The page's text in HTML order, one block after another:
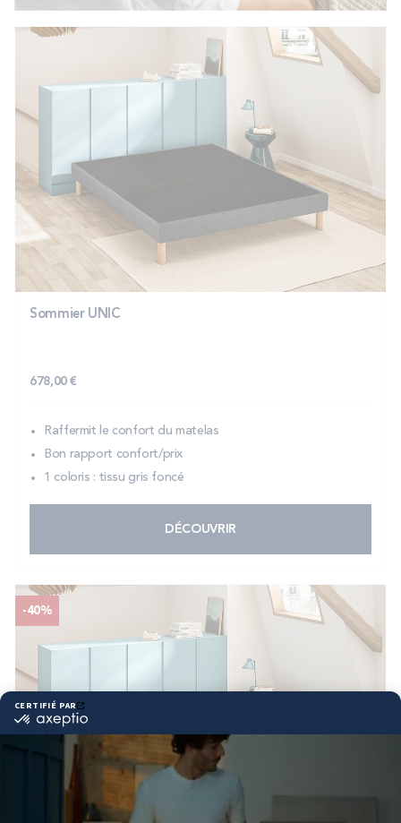
Sommier UNIC
678,00 €
Raffermit le confort du matelas
Bon rapport confort/prix
1 coloris : tissu gris foncé
DÉCOUVRIR
-40%